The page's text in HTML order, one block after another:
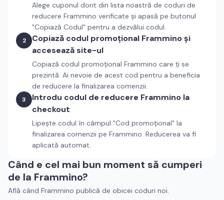
Alege cuponul dorit din lista noastră de coduri de
reducere Frammino verificate și apasă pe butonul
"Copiază Codul" pentru a dezvălui codul.
2 Copiază codul promoțional Framminoși
accesează site-ul
Copiază codul promoțional Frammino care ți se
prezintă. Ai nevoie de acest cod pentru a beneficia
de reducere la finalizarea comenzii.
3 Introdu codul de reducere Frammino la
checkout
Lipește codul în câmpul "Cod promoțional" la
finalizarea comenzii pe Frammino. Reducerea va fi
aplicată automat.
Când e cel mai bun moment să cumperi
de la Frammino?
Află când Frammino publică de obicei coduri noi.